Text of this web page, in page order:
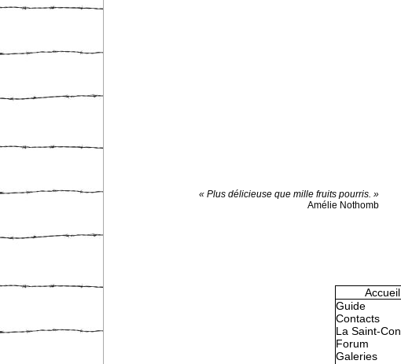
« Plus délicieuse que mille fruits pourris. »
Amélie Nothomb
Accueil
Guide
Contacts
La Saint-Con
Forum
Galeries